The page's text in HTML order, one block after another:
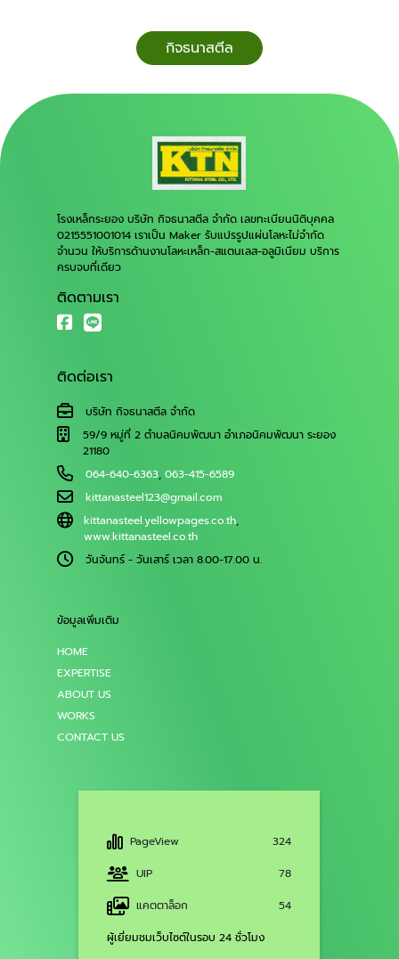
กิจธนาสตีล
โรงเหล็กระยอง บริษัท กิจธนาสตีล จำกัด เลขทะเบียนนิติบุคคล
0215551001014 เราเป็น Maker รับแปรรูปแผ่นโลหะไม่จำกัด
จำนวน ให้บริการด้านงานโลหะเหล็ก-สแตนเลส-อลูมิเนียม บริการ
ครบจบที่เดียว
ติดตามเรา
ติดต่อเรา
บริษัท กิจธนาสตีล จำกัด
59/9 หมู่ที่ 2 ตำบลนิคมพัฒนา อำเภอนิคมพัฒนา ระยอง
21180
064-640-6363, 063-415-6589
kittanasteel123@gmail.com
kittanasteel.yellowpages.co.th,
www.kittanasteel.co.th
วันจันทร์ - วันเสาร์ เวลา 8.00-17.00 น.
ข้อมูลเพิ่มเติม
HOME
EXPERTISE
ABOUT US
WORKS
CONTACT US
PageView
324
UIP
78
แคตตาล็อก
54
ผู้เยี่ยมชมเว็บไซต์ในรอบ 24 ชั่วโมง